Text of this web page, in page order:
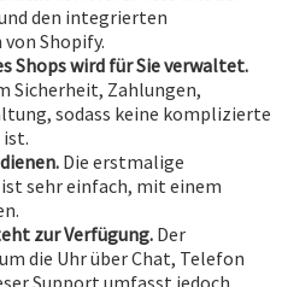
den integrierten
Shopify.
Shops wird für Sie verwaltet.
Sicherheit, Zahlungen,
sodass keine komplizierte
Die erstmalige
sehr einfach, mit einem
zur Verfügung. Der
die Uhr über Chat, Telefon
Support umfasst jedoch